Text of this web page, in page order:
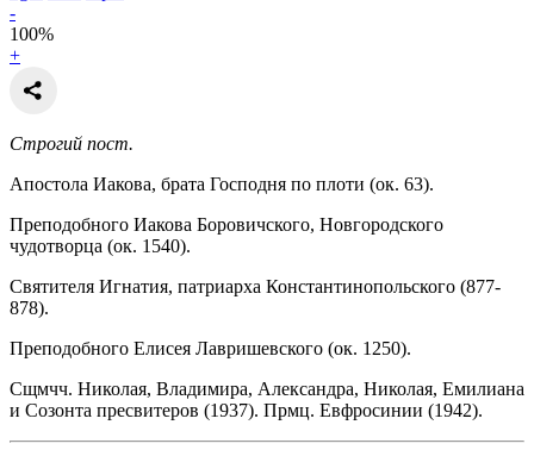
-
100%
+
Строгий пост.
Апостола Иакова, брата Господня по плоти (ок. 63).
Преподобного Иакова Боровичского, Новгородского
чудотворца (ок. 1540).
Святителя Игнатия, патриарха Константинопольского (877-
878).
Преподобного Елисея Лавришевского (ок. 1250).
Сщмчч. Николая, Владимира, Александра, Николая, Емилиана
и Созонта пресвитеров (1937). Прмц. Евфросинии (1942).